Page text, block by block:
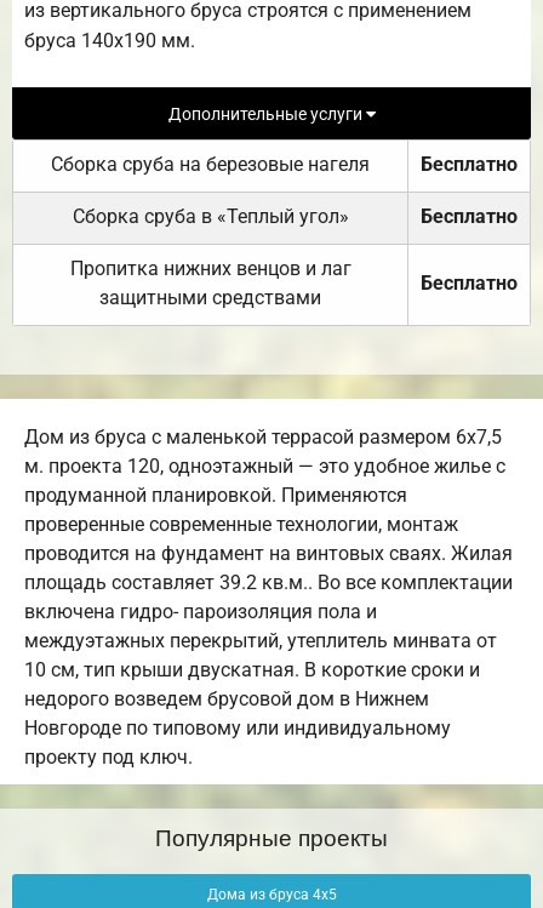
из вертикального бруса строятся с применением
бруса 140х190 мм.
Дополнительные услуги
Сборка сруба на березовые нагеля Бесплатно
Сборка сруба в «Теплый угол» Бесплатно
Пропитка нижних венцов и лаг
защитными средствами
Бесплатно
Дом из бруса с маленькой террасой размером 6х7,5
м. проекта 120, одноэтажный — это удобное жилье с
продуманной планировкой. Применяются
проверенные современные технологии, монтаж
проводится на фундамент на винтовых сваях. Жилая
площадь составляет 39.2 кв.м.. Во все комплектации
включена гидро- пароизоляция пола и
междуэтажных перекрытий, утеплитель минвата от
10 см, тип крыши двускатная. В короткие сроки и
недорого возведем брусовой дом в Нижнем
Новгороде по типовому или индивидуальному
проекту под ключ.
Популярные проекты
Дома из бруса 4х5